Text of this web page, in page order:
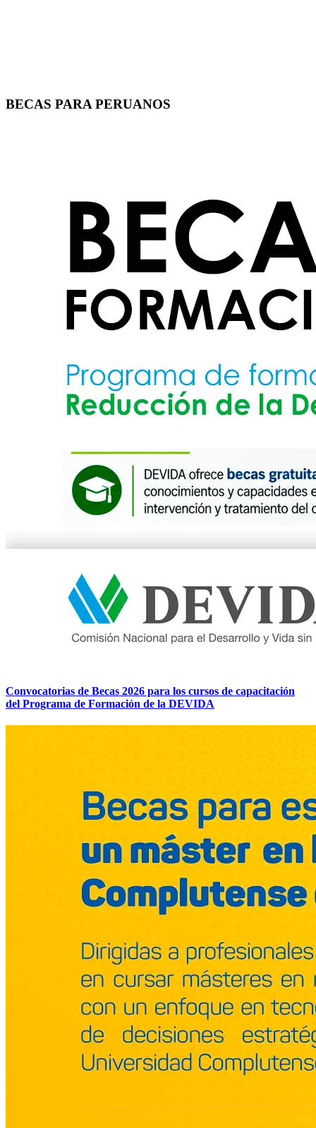
BECAS PARA PERUANOS
Convocatorias de Becas 2026 para los cursos de capacitación
del Programa de Formación de la DEVIDA